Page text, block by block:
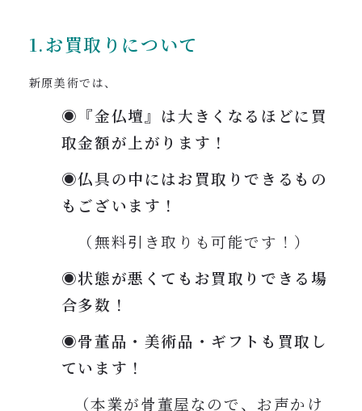
1.お買取りについて
新原美術では、
◉『金仏壇』は大きくなるほどに買
取金額が上がります！
◉仏具の中にはお買取りできるもの
もございます！
（無料引き取りも可能です！）
◉状態が悪くてもお買取りできる場
合多数！
◉骨董品・美術品・ギフトも買取し
ています！
（本業が骨董屋なので、お声かけ